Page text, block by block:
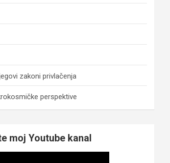
zakoni privlačenja
perspektive
moj Youtube kanal